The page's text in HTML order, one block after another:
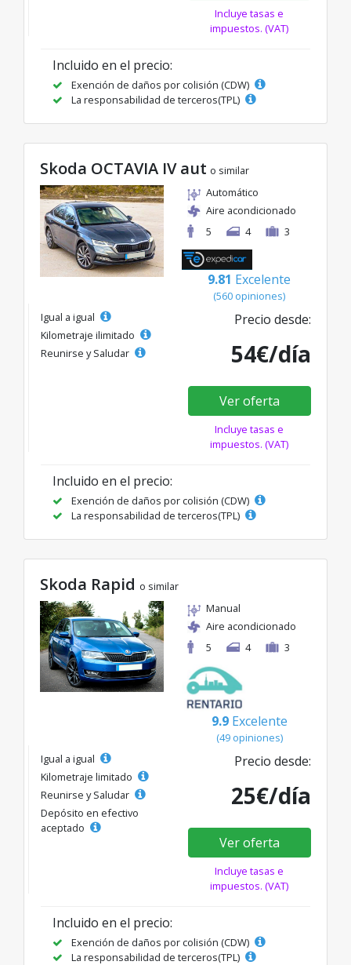
Incluye tasas e
impuestos. (VAT)
Incluido en el precio:
Exención de daños por colisión (CDW)
La responsabilidad de terceros(TPL)
Skoda OCTAVIA IV aut o similar
Automático
Aire acondicionado
5
4 3
9.81 Excelente
(560 opiniones)
Igual a igual
Kilometraje ilimitado
Reunirse y Saludar
Precio desde:
54€/día
Ver oferta
Incluye tasas e
impuestos. (VAT)
Incluido en el precio:
Exención de daños por colisión (CDW)
La responsabilidad de terceros(TPL)
Skoda Rapid o similar
Manual
Aire acondicionado
5
4 3
9.9 Excelente
(49 opiniones)
Igual a igual
Kilometraje limitado
Reunirse y Saludar
Depósito en efectivo
aceptado
Precio desde:
25€/día
Ver oferta
Incluye tasas e
impuestos. (VAT)
Incluido en el precio:
Exención de daños por colisión (CDW)
La responsabilidad de terceros(TPL)